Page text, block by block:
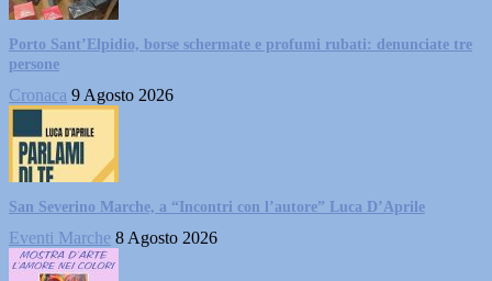
Porto Sant’Elpidio, borse schermate e profumi rubati: denunciate tre
persone
Cronaca 9 Agosto 2026
San Severino Marche, a “Incontri con l’autore” Luca D’Aprile
Eventi Marche 8 Agosto 2026